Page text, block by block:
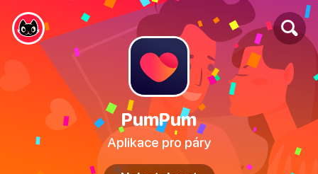
PumPum
Aplikace pro páry